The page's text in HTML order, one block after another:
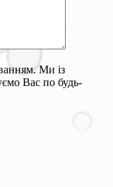
Ми із
Вас по будь-